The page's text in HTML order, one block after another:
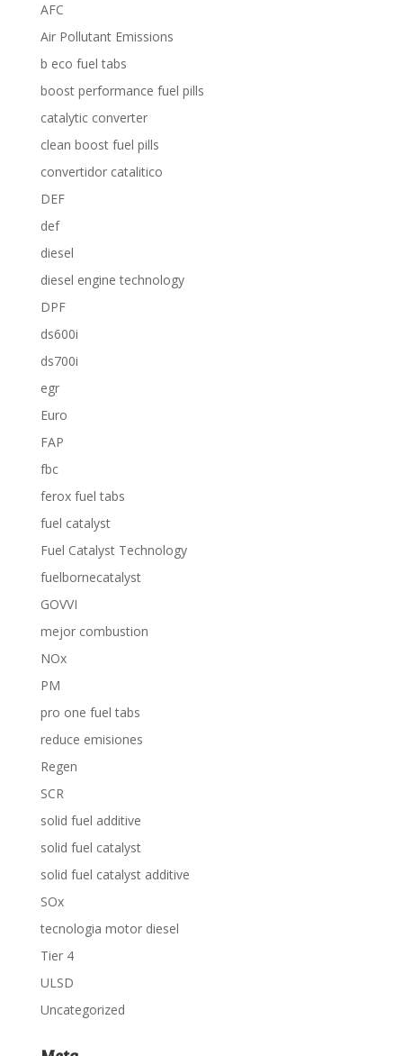
AFC
Air Pollutant Emissions
b eco fuel tabs
boost performance fuel pills
catalytic converter
clean boost fuel pills
convertidor catalitico
DEF
def
diesel
diesel engine technology
DPF
ds600i
ds700i
egr
Euro
FAP
fbc
ferox fuel tabs
fuel catalyst
Fuel Catalyst Technology
fuelbornecatalyst
GOVVI
mejor combustion
NOx
PM
pro one fuel tabs
reduce emisiones
Regen
SCR
solid fuel additive
solid fuel catalyst
solid fuel catalyst additive
SOx
tecnologia motor diesel
Tier 4
ULSD
Uncategorized